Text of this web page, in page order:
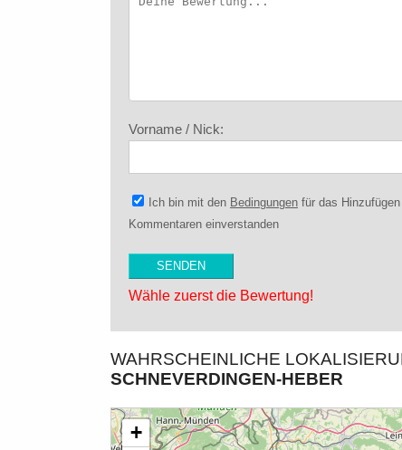
Vorname / Nick:
Ich bin mit den Bedingungen für das
Kommentaren einverstanden
Wähle zuerst die Bewertung!
WAHRSCHEINLICHE
SCHNEVERDINGEN-HEBER